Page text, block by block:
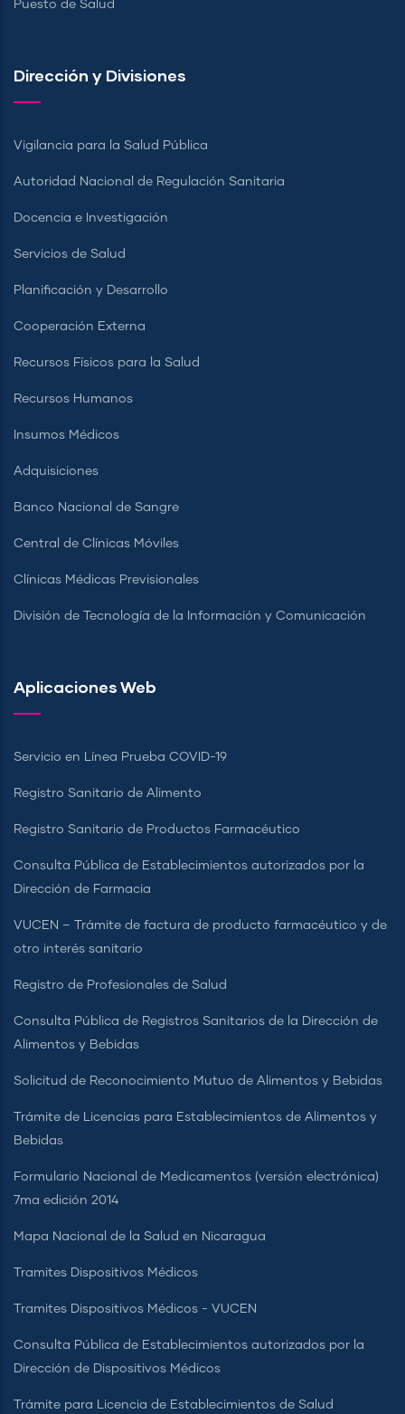
Puesto de Salud
Dirección y Divisiones
Vigilancia para la Salud Pública
Autoridad Nacional de Regulación Sanitaria
Docencia e Investigación
Servicios de Salud
Planificación y Desarrollo
Cooperación Externa
Recursos Físicos para la Salud
Recursos Humanos
Insumos Médicos
Adquisiciones
Banco Nacional de Sangre
Central de Clínicas Móviles
Clínicas Médicas Previsionales
División de Tecnología de la Información y Comunicación
Aplicaciones Web
Servicio en Línea Prueba COVID-19
Registro Sanitario de Alimento
Registro Sanitario de Productos Farmacéutico
Consulta Pública de Establecimientos autorizados por la
Dirección de Farmacia
VUCEN – Trámite de factura de producto farmacéutico y de
otro interés sanitario
Registro de Profesionales de Salud
Consulta Pública de Registros Sanitarios de la Dirección de
Alimentos y Bebidas
Solicitud de Reconocimiento Mutuo de Alimentos y Bebidas
Trámite de Licencias para Establecimientos de Alimentos y
Bebidas
Formulario Nacional de Medicamentos (versión electrónica)
7ma edición 2014
Mapa Nacional de la Salud en Nicaragua
Tramites Dispositivos Médicos
Tramites Dispositivos Médicos - VUCEN
Consulta Pública de Establecimientos autorizados por la
Dirección de Dispositivos Médicos
Trámite para Licencia de Establecimientos de Salud